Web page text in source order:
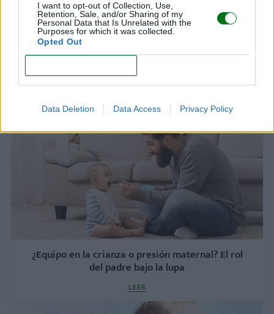
I want to opt-out of Collection, Use,
Retention, Sale, and/or Sharing of my
Personal Data that Is Unrelated with the
Purposes for which it was collected.
Opted Out
Data Deletion Data Access Privacy Policy
Salud emocional del padre: un tema urgente en
LEER
¿Equipo en la crianza o presión maternal? El rol
del padre bajo la lupa
LEER